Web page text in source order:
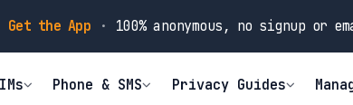
Get the App · 100% anonymous, no signup or
Phone & SMS Privacy Guides